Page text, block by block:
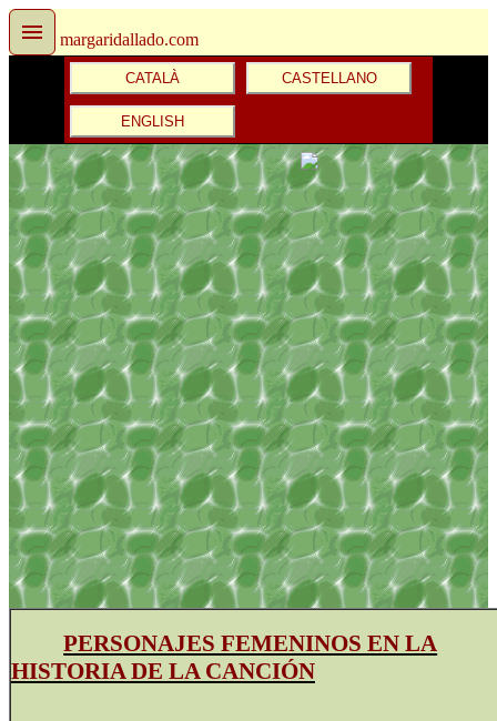
margaridallado.com
CATALÀ CASTELLANO
ENGLISH
PERSONAJES FEMENINOS EN LA
HISTORIA DE LA CANCIÓN